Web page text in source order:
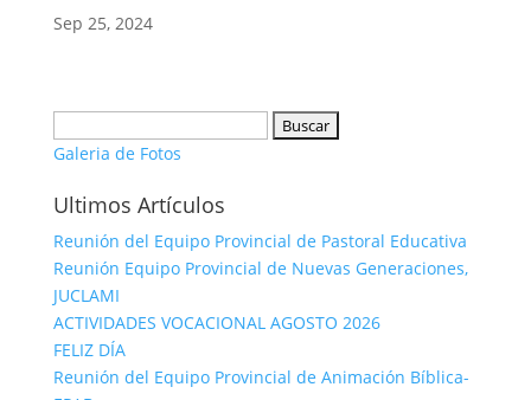
Sep 25, 2024
Galeria de Fotos
Ultimos Artículos
Reunión del Equipo Provincial de Pastoral Educativa
Reunión Equipo Provincial de Nuevas Generaciones,
JUCLAMI
ACTIVIDADES VOCACIONAL AGOSTO 2026
FELIZ DÍA
Reunión del Equipo Provincial de Animación Bíblica-